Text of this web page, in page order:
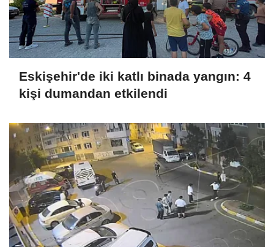
Eskişehir'de iki katlı binada yangın: 4
kişi dumandan etkilendi